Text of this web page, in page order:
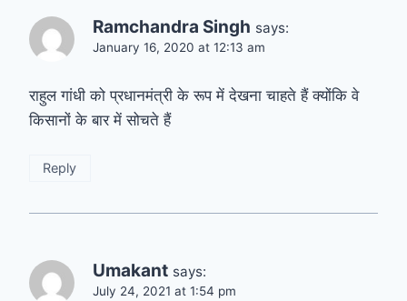
Ramchandra Singh says:
January 16, 2020 at 12:13 am
राहुल गांधी को प्रधानमंत्री के रूप में देखना चाहते हैं क्योंकि वे
किसानों के बार में सोचते हैं
Reply
Umakant says:
July 24, 2021 at 1:54 pm